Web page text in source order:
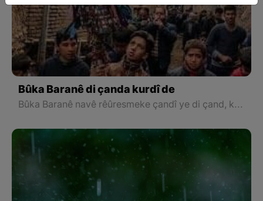
Bûka Baranê di çanda kurdî de
Bûka Baranê navê rêûresmeke çandî ye di çand, kevneşopî û bîrdanka kurdan de rûniştiye ku her car ji aliyê zarok û civata mezinan ve tê lîstin.